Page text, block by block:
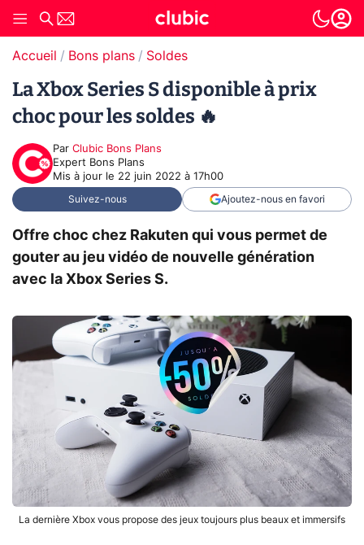
Accueil Bons plans Soldes
La Xbox Series S disponible à prix
choc pour les soldes 🔥
Par Clubic Bons Plans
Expert Bons Plans
Mis à jour le 22 juin 2022 à 17h00
Suivez-nous Ajoutez-nous en favori
Offre choc chez Rakuten qui vous permet de
gouter au jeu vidéo de nouvelle génération
avec la Xbox Series S.
La dernière Xbox vous propose des jeux toujours plus beaux et immersifs